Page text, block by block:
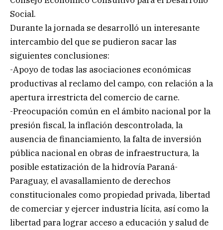
Social.
Durante la jornada se desarrolló un interesante
intercambio del que se pudieron sacar las
siguientes conclusiones:
-Apoyo de todas las asociaciones económicas
productivas al reclamo del campo, con relación a la
apertura irrestricta del comercio de carne.
-Preocupación común en el ámbito nacional por la
presión fiscal, la inflación descontrolada, la
ausencia de financiamiento, la falta de inversión
pública nacional en obras de infraestructura, la
posible estatización de la hidrovía Paraná-
Paraguay, el avasallamiento de derechos
constitucionales como propiedad privada, libertad
de comerciar y ejercer industria lícita, así como la
libertad para lograr acceso a educación y salud de